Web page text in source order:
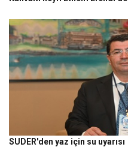
SUDER'den yaz için su uyarısı